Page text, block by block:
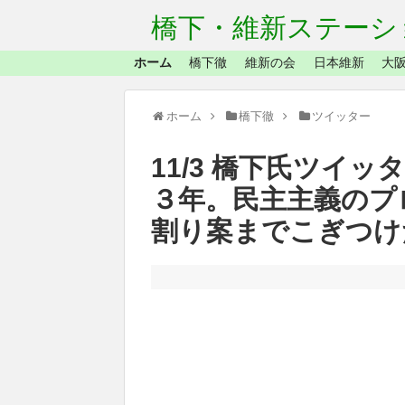
橋下・維新ステー
ホーム 橋下徹 維新の会 日本維新 大
ホーム 橋下徹 ツイッター
11/3 橋下氏ツイッ
３年。民主主義の
割り案までこぎつ